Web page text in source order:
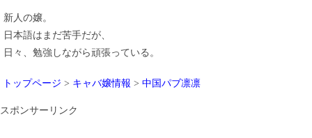
新人の嬢。
日本語はまだ苦手だが、
日々、勉強しながら頑張っている。
トップページ > キャバ嬢情報 > 中国パブ凛凛
スポンサーリンク